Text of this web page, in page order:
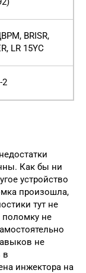
BRISR,
LR 15YC
2
Как бы ни
устройство
произошла,
тут не
поломку не
не
в
инжектора на